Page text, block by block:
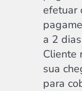
efetuar
a 2
Cliente
sua
para